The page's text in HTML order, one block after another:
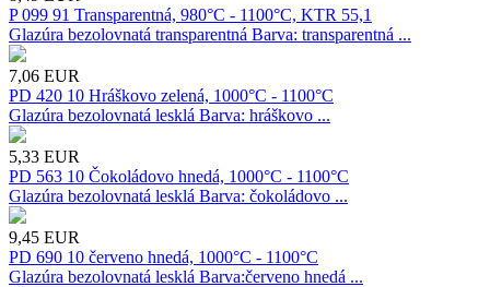
P 099 91 Transparentná, 980°C - 1100°C, KTR 55,1
Glazúra bezolovnatá transparentná Barva: transparentná ...
7,06 EUR
PD 420 10 Hráškovo zelená, 1000°C - 1100°C
Glazúra bezolovnatá lesklá Barva: hráškovo ...
5,33 EUR
PD 563 10 Čokoládovo hnedá, 1000°C - 1100°C
Glazúra bezolovnatá lesklá Barva: čokoládovo ...
9,45 EUR
PD 690 10 červeno hnedá, 1000°C - 1100°C
Glazúra bezolovnatá lesklá Barva:červeno hnedá ...